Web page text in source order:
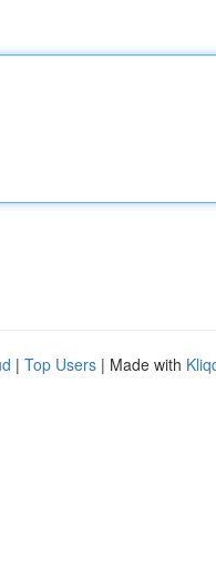
| Top Users | Made with